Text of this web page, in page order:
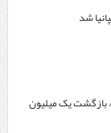
شد
بازگشت یک میلیون